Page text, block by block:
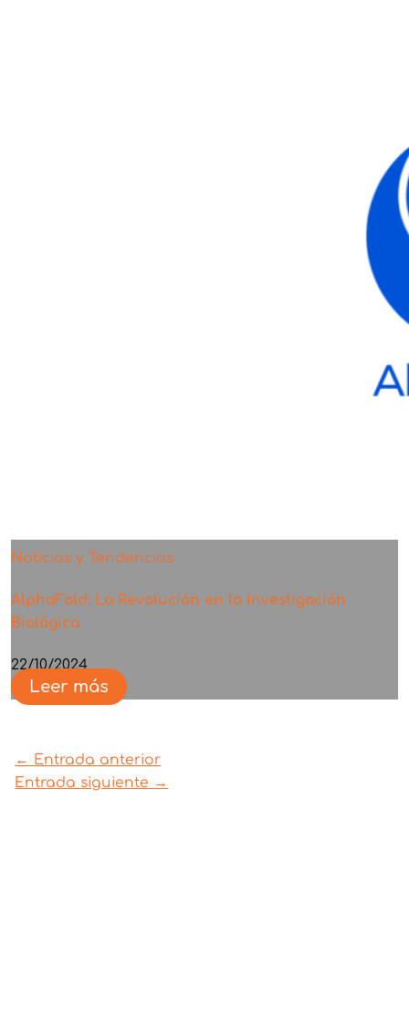
Noticias y Tendencias
AlphaFold: La Revolución en la Investigación
Biológica
22/10/2024
Leer más
← Entrada anterior
Entrada siguiente →